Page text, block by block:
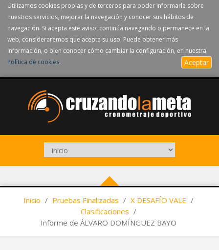
Utilizamos cookies propias y de terceros para poder informarle sobre
nuestros servicios, mejorar la navegación y conocer sus hábitos de
navegación. Si acepta este aviso, continúa navegando o permanece en la
web, consideraremos que acepta su uso. Puede obtener más
información, o bien conocer cómo cambiar la configuración, en nuestra
Política de cookies. Aceptar
Inicio / Pruebas Finalizadas / X DESAFÍO VALE /
Clasificaciones /
Informe de ÁLVARO DOMÍNGUEZ BAYO